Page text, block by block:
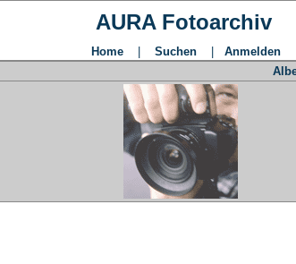
AURA Fotoarchiv
Home| Suchen| Anmelden